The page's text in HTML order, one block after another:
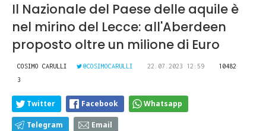
Il Nazionale del Paese delle aquile è
nel mirino del Lecce: all'Aberdeen
proposto oltre un milione di Euro
COSIMO CARULLI @COSIMOCARULLI 22.07.2023 12:59
10482
3
Twitter Facebook Whatsapp
Telegram Email